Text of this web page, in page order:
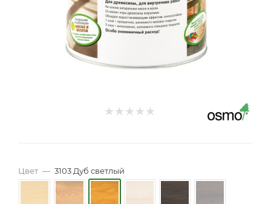
Цвет — 3103 Дуб светлый